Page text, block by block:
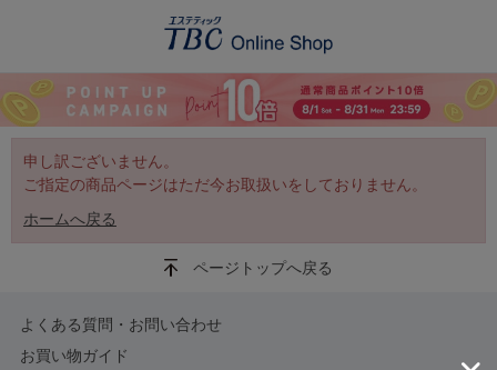
申し訳ございません。
ご指定の商品ページはただ今お取扱いをしておりません。
ホームへ戻る
ページトップへ戻る
よくある質問・お問い合わせ
お買い物ガイド